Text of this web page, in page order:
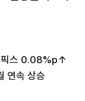
픽스 0.08%p↑
연속 상승